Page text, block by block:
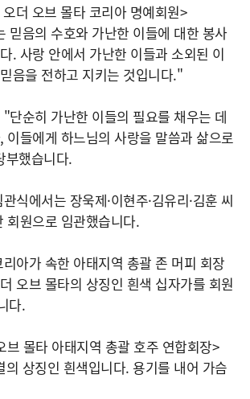
더 오브 몰타 코리아 명예회원>
믿음의 수호와 가난한 이들에 대한 봉사
. 사랑 안에서 가난한 이들과 소외된 이
음을 전하고 지키는 것입니다."
단순히 가난한 이들의 필요를 채우는 데
이들에게 하느님의 사랑을 말씀과 삶으로
부했습니다.
식에서는 장욱제·이현주·김유리·김훈 씨
회원으로 임관했습니다.
아가 속한 아태지역 총괄 존 머피 회장
오브 몰타의 상징인 흰색 십자가를 회원
다.
브 몰타 아태지역 총괄 호주 연합회장>
의 상징인 흰색입니다. 용기를 내어 가슴